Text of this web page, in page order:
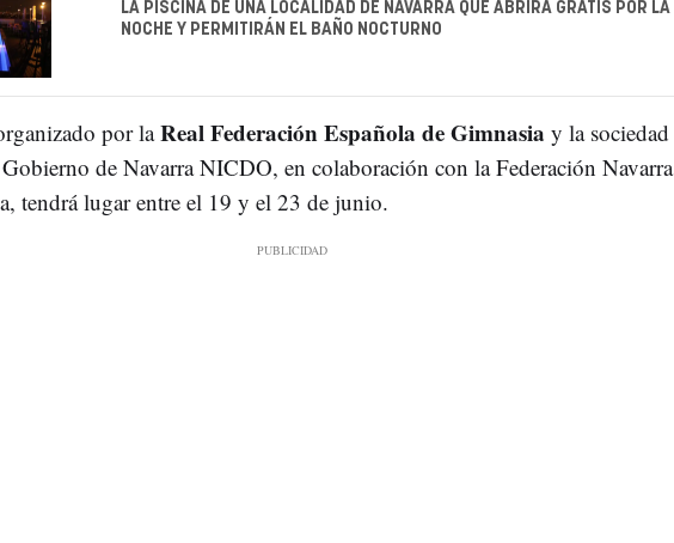
LA PISCINA DE UNA LOCALIDAD DE NAVARRA QUE ABRIRÁ GRATIS POR LA
NOCHE Y PERMITIRÁN EL BAÑO NOCTURNO
por laReal Federación Española de Gimnasia y la sociedad
de Navarra NICDO, en colaboración con la Federación Navarra
tendrá lugar entre el 19 y el 23 de junio.